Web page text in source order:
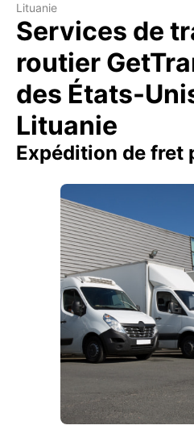
Lituanie
Services de
routier
des États-
Lituanie
Expédition de fret